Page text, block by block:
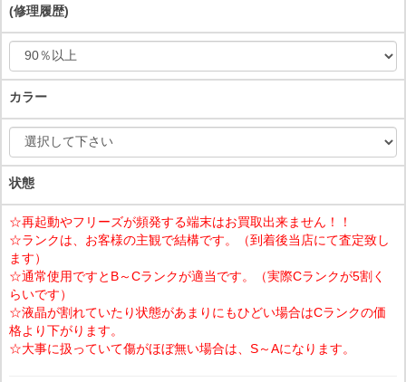
(修理履歴)
カラー
状態
☆再起動やフリーズが頻発する端末はお買取出来ません！！
☆ランクは、お客様の主観で結構です。（到着後当店にて査定致し
ます）
☆通常使用ですとB～Cランクが適当です。（実際Cランクが5割く
らいです）
☆液晶が割れていたり状態があまりにもひどい場合はCランクの価
格より下がります。
☆大事に扱っていて傷がほぼ無い場合は、S～Aになります。